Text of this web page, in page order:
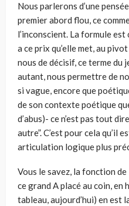
Nous parlerons d’une
premier abord flou, ce
l’inconscient. La formule
a ce prix qu’elle met, au
nous de décisif, ce terme du
autant, nous permettre de
si vague, encore que
de son contexte poétique
d’abus)- ce n’est pas tout
autre”. C’est pour cela qu’il
articulation logique plus
Vous le savez, la fonction de
ce grand A placé au coin, en
tableau, aujourd’hui) en est